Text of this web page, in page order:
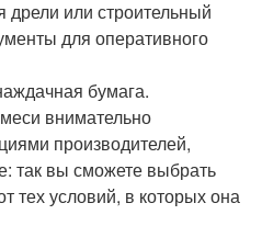
дрели или строительный
для оперативного
бумага.
внимательно
производителей,
так вы сможете выбрать
тех условий, в которых она